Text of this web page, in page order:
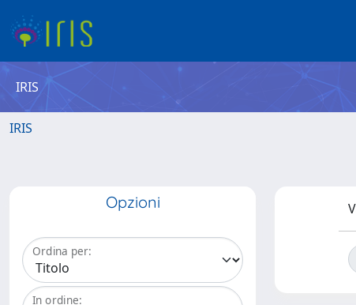
IRIS
IRIS
Opzioni
Ordina per:
In ordine: